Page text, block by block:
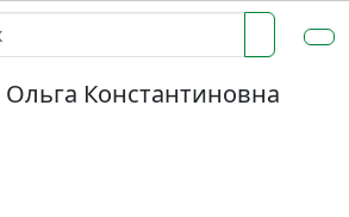
Константиновна